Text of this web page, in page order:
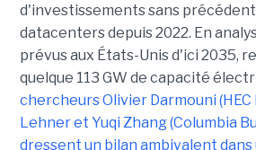
d'investissements sans précédent
datacenters depuis 2022. En
prévus aux États-Unis d'ici 2035,
quelque 113 GW de capacité
chercheurs Olivier Darmouni (HEC
Lehner et Yuqi Zhang (Columbia
dressent un bilan ambivalent